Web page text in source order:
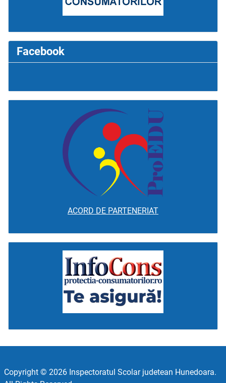
Facebook
ACORD DE PARTENERIAT
Copyright © 2026 Inspectoratul Scolar judetean Hunedoara.